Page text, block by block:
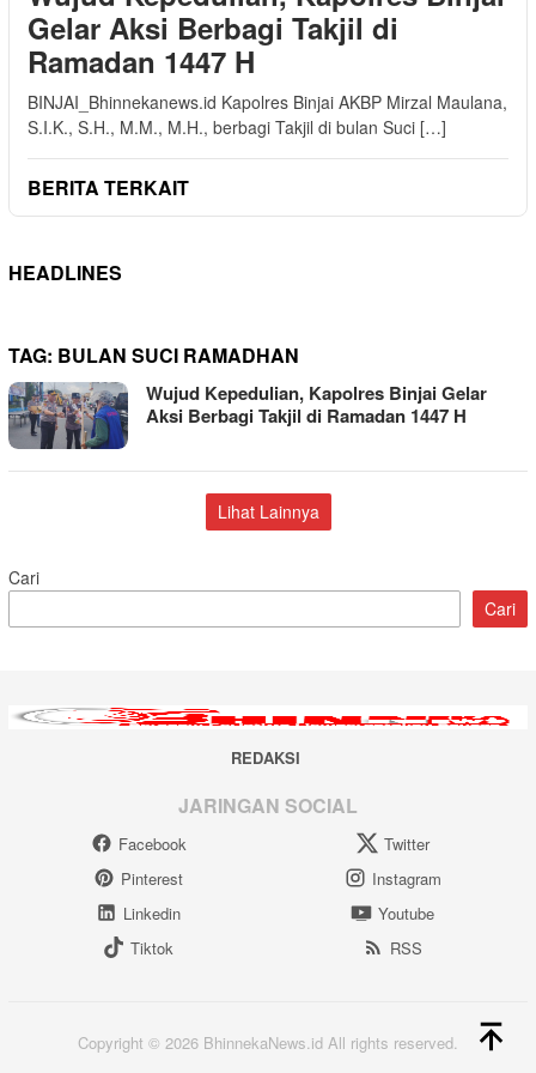
Gelar Aksi Berbagi Takjil di
Ramadan 1447 H
BINJAI_Bhinnekanews.id Kapolres Binjai AKBP Mirzal Maulana,
S.I.K., S.H., M.M., M.H., berbagi Takjil di bulan Suci […]
BERITA TERKAIT
HEADLINES
TAG: BULAN SUCI RAMADHAN
Wujud Kepedulian, Kapolres Binjai Gelar
Aksi Berbagi Takjil di Ramadan 1447 H
Lihat Lainnya
Cari
Cari
REDAKSI
JARINGAN SOCIAL
Facebook
Twitter
Pinterest
Instagram
Linkedin
Youtube
Tiktok
RSS
Copyright © 2026 BhinnekaNews.id All rights reserved.